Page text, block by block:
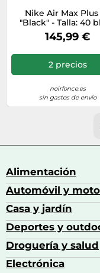
Nike Air Max Plus
"Black" - Talla: 40
145,99 €
2 precios
noirfonce.es
sin gastos de envío
Alimentación
Bebidas
Bebidas
Brandy
Café
Automóvil y
Accesorios para
Aceite de motor y
Aceites motor
Altavoces coche
Casa y jardín
Accesorios de
Aires
Artículos de
Deportes y
Balones de fútbol
Bicicletas
Droguería y salud
Alimentación del
Electrónica